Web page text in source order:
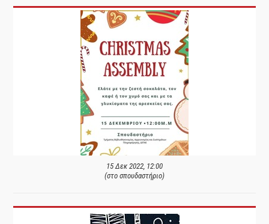
15 Δεκ 2022, 12:00
(στο σπουδαστήριο)